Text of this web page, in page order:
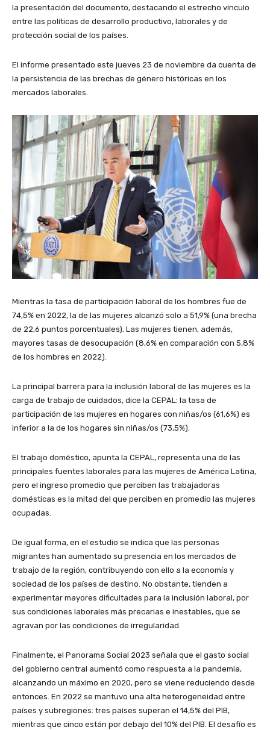
la presentación del documento, destacando el estrecho vínculo
entre las políticas de desarrollo productivo, laborales y de
protección social de los países.
El informe presentado este jueves 23 de noviembre da cuenta de
la persistencia de las brechas de género históricas en los
mercados laborales.
Mientras la tasa de participación laboral de los hombres fue de
74,5% en 2022, la de las mujeres alcanzó solo a 51,9% (una brecha
de 22,6 puntos porcentuales). Las mujeres tienen, además,
mayores tasas de desocupación (8,6% en comparación con 5,8%
de los hombres en 2022).
La principal barrera para la inclusión laboral de las mujeres es la
carga de trabajo de cuidados, dice la CEPAL: la tasa de
participación de las mujeres en hogares con niñas/os (61,6%) es
inferior a la de los hogares sin niñas/os (73,5%).
El trabajo doméstico, apunta la CEPAL, representa una de las
principales fuentes laborales para las mujeres de América Latina,
pero el ingreso promedio que perciben las trabajadoras
domésticas es la mitad del que perciben en promedio las mujeres
ocupadas.
De igual forma, en el estudio se indica que las personas
migrantes han aumentado su presencia en los mercados de
trabajo de la región, contribuyendo con ello a la economía y
sociedad de los países de destino. No obstante, tienden a
experimentar mayores dificultades para la inclusión laboral, por
sus condiciones laborales más precarias e inestables, que se
agravan por las condiciones de irregularidad.
Finalmente, el Panorama Social 2023 señala que el gasto social
del gobierno central aumentó como respuesta a la pandemia,
alcanzando un máximo en 2020, pero se viene reduciendo desde
entonces. En 2022 se mantuvo una alta heterogeneidad entre
países y subregiones: tres países superan el 14,5% del PIB,
mientras que cinco están por debajo del 10% del PIB. El desafío es